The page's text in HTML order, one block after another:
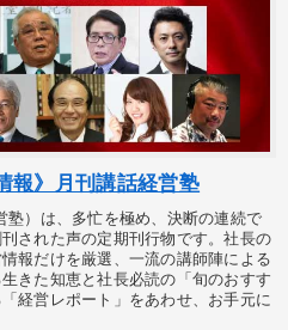
報》月刊講話経営塾
塾）は、多忙を極め、決断の連続で
された声の定期刊行物です。社長の
報だけを厳選、一流の講師陣による
きた知恵と社長必読の「旬のおすす
経営レポート」をあわせ、お手元に